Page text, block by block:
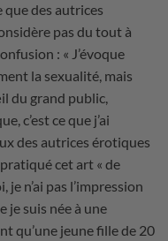
que des autrices
pas du tout à
: « J’évoque
la sexualité, mais
du grand public,
c’est ce que j’ai
des autrices érotiques
cet art « de
n’ai pas l’impression
je suis née à une
qu’une jeune fille de 20